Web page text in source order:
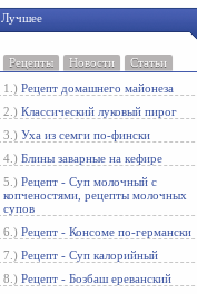
Лучшее
Рецепты Новости
Статьи
1.) Рецепт домашнего майонеза
2.) Классический луковый пирог
3.) Уха из семги по-фински
4.) Блины заварные на кефире
5.) Рецепт - Суп молочный с
копченостями, рецепты молочных
супов
6.) Рецепт - Консоме по-германски
7.) Рецепт - Суп калорийный
8.) Рецепт - Бозбаш ереванский